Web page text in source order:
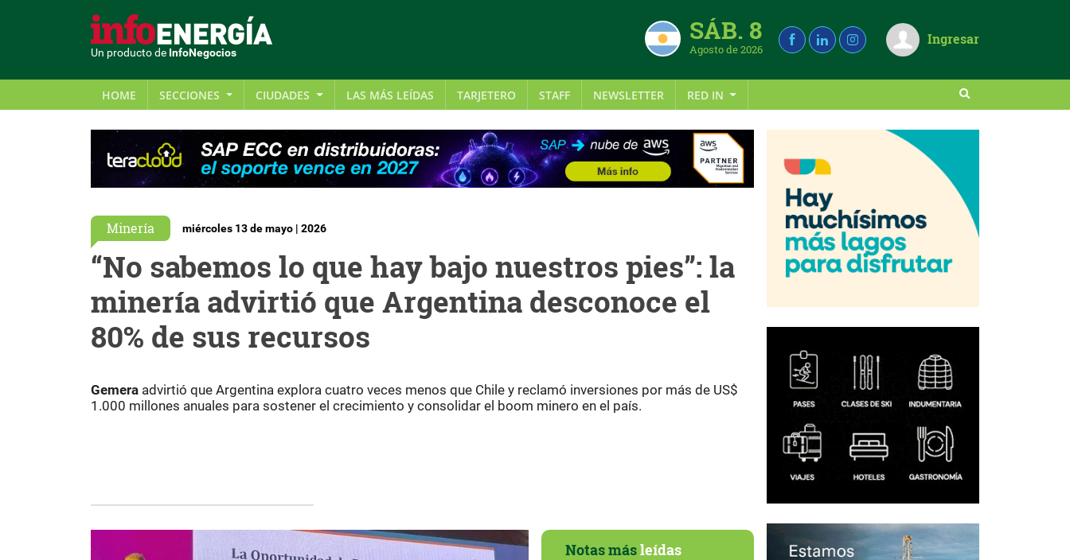
Un producto de InfoNegocios
SÁB. 8
Agosto de 2026
Ingresar
HOME SECCIONES CIUDADES LAS MÁS LEÍDAS TARJETERO STAFF NEWSLETTER RED IN
Minería miércoles 13 de mayo | 2026
“No sabemos lo que hay bajo nuestros pies”: la
minería advirtió que Argentina desconoce el
80% de sus recursos
Gemera advirtió que Argentina explora cuatro veces menos que Chile y reclamó inversiones por más de US$
1.000 millones anuales para sostener el crecimiento y consolidar el boom minero en el país.
Notas másleídas